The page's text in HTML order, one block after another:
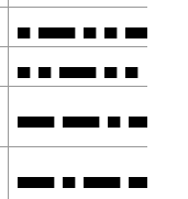
▄ ▄▄▄ ▄ ▄ ▄▄▄
▄ ▄ ▄▄▄ ▄ ▄
▄▄▄ ▄▄▄ ▄ ▄▄▄
▄▄▄ ▄ ▄▄▄ ▄▄▄